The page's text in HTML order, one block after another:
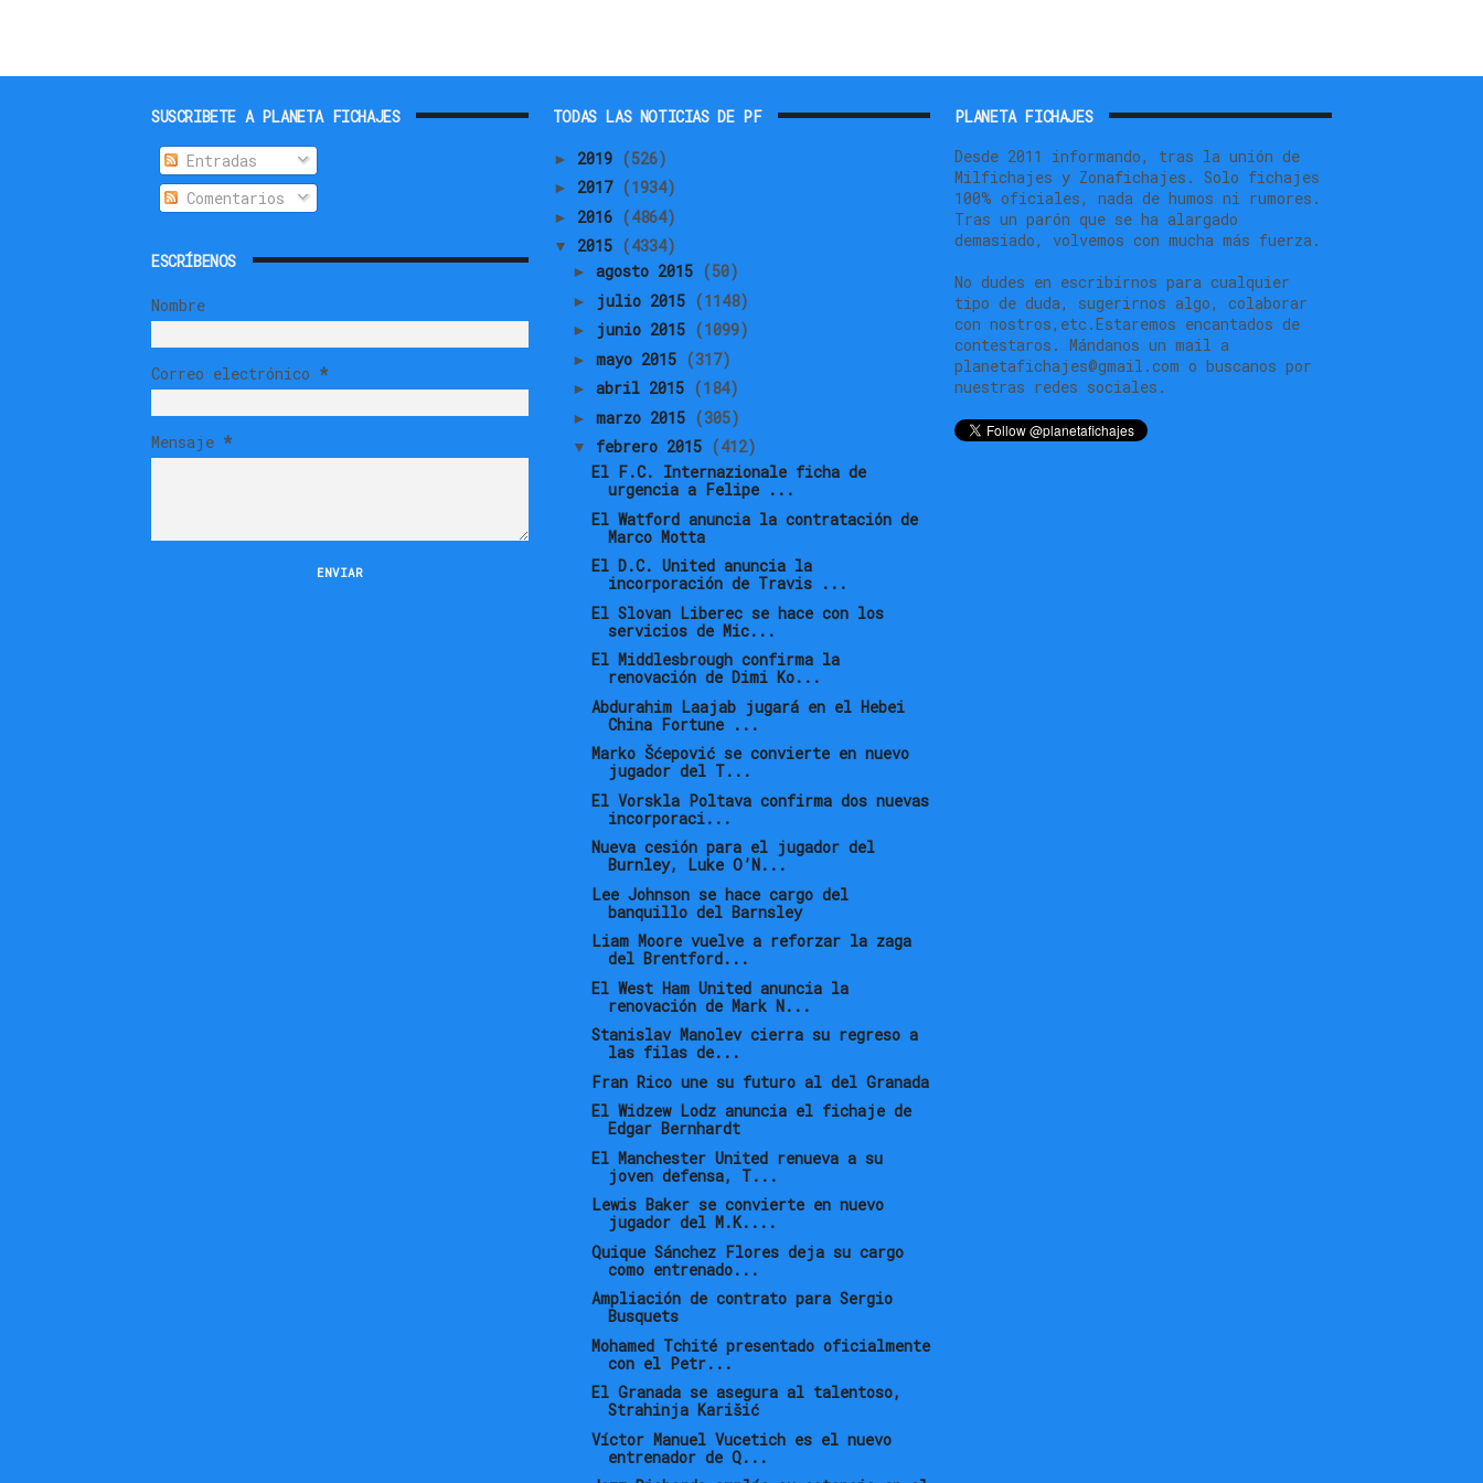
SUSCRIBETE A PLANETA FICHAJES
Entradas
Comentarios
ESCRÍBENOS
Nombre
Correo electrónico *
Mensaje *
TODAS LAS NOTICIAS DE PF
► 2019 (526)
► 2017 (1934)
► 2016 (4864)
▼ 2015 (4334)
► agosto 2015 (50)
► julio 2015 (1148)
► junio 2015 (1099)
► mayo 2015 (317)
► abril 2015 (184)
► marzo 2015 (305)
▼ febrero 2015 (412)
El F.C. Internazionale ficha de
urgencia a Felipe ...
El Watford anuncia la contratación de
Marco Motta
El D.C. United anuncia la
incorporación de Travis ...
El Slovan Liberec se hace con los
servicios de Mic...
El Middlesbrough confirma la
renovación de Dimi Ko...
Abdurahim Laajab jugará en el Hebei
China Fortune ...
Marko Šćepović se convierte en nuevo
jugador del T...
El Vorskla Poltava confirma dos nuevas
incorporaci...
Nueva cesión para el jugador del
Burnley, Luke O’N...
Lee Johnson se hace cargo del
banquillo del Barnsley
Liam Moore vuelve a reforzar la zaga
del Brentford...
El West Ham United anuncia la
renovación de Mark N...
Stanislav Manolev cierra su regreso a
las filas de...
Fran Rico une su futuro al del Granada
El Widzew Lodz anuncia el fichaje de
Edgar Bernhardt
El Manchester United renueva a su
joven defensa, T...
Lewis Baker se convierte en nuevo
jugador del M.K....
Quique Sánchez Flores deja su cargo
como entrenado...
Ampliación de contrato para Sergio
Busquets
Mohamed Tchité presentado oficialmente
con el Petr...
El Granada se asegura al talentoso,
Strahinja Karišić
Víctor Manuel Vucetich es el nuevo
entrenador de Q...
PLANETA FICHAJES
Desde 2011 informando, tras la unión de
Milfichajes y Zonafichajes. Solo fichajes
100% oficiales, nada de humos ni rumores.
Tras un parón que se ha alargado
demasiado, volvemos con mucha más fuerza.
No dudes en escribírnos para cualquier
tipo de duda, sugerirnos algo, colaborar
con nostros,etc.Estaremos encantados de
contestaros. Mándanos un mail a
planetafichajes@gmail.com o buscanos por
nuestras redes sociales.